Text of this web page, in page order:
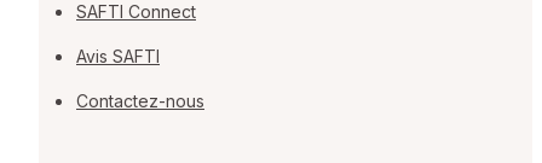
SAFTI Connect
Avis SAFTI
Contactez-nous